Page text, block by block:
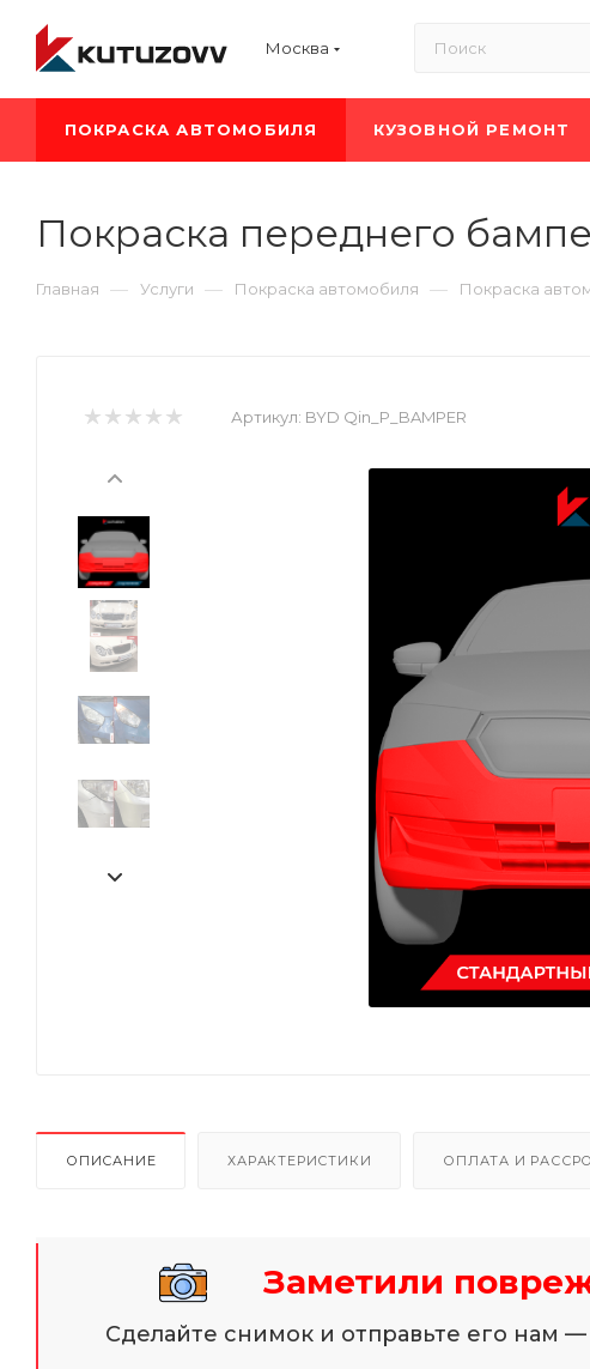
Москва
ПОКРАСКА АВТОМОБИЛЯ КУЗОВНОЙ РЕМОНТ
Покраска переднего
Главная — Услуги — Покраска автомобиля — Покраска
Артикул: BYD Qin_P_BAMPER
ОПИСАНИЕ ХАРАКТЕРИСТИКИ ОПЛАТА И
Заметили
Сделайте снимок и отправьте его